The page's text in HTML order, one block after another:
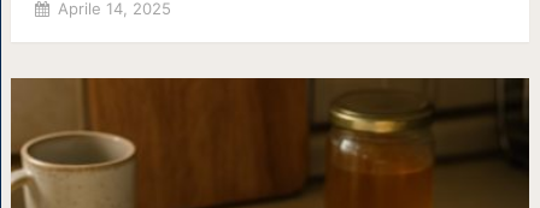
Aprile 14, 2025